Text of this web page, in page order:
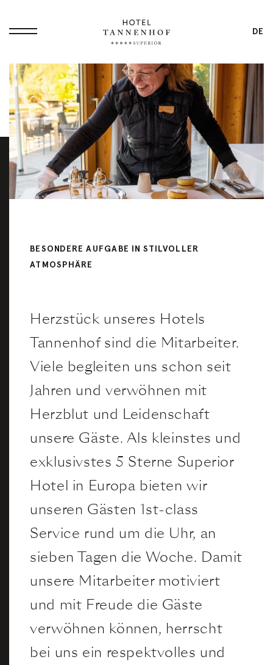
DE
Startseite
Philosophie
Small Luxury
Packages
Übersicht
Ilies
Sommer
Winter
Anreise & Kontakt
Karriere
Buchungsinfos
BESONDERE AUFGABE IN STILVOLLER
ATMOSPHÄRE
Herzstück unseres Hotels
Tannenhof sind die Mitarbeiter.
Viele begleiten uns schon seit
Jahren und verwöhnen mit
Herzblut und Leidenschaft
unsere Gäste. Als kleinstes und
exklusivstes 5 Sterne Superior
Hotel in Europa bieten wir
unseren Gästen 1st-class
Service rund um die Uhr, an
sieben Tagen die Woche. Damit
unsere Mitarbeiter motiviert
und mit Freude die Gäste
verwöhnen können, herrscht
bei uns ein respektvolles und